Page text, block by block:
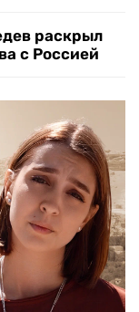
раскрыл
с Россией